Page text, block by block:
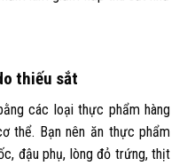
thiếu sắt
các loại thực phẩm hàng
thể. Bạn nên ăn thực phẩm
đậu phụ, lòng đỏ trứng, thịt